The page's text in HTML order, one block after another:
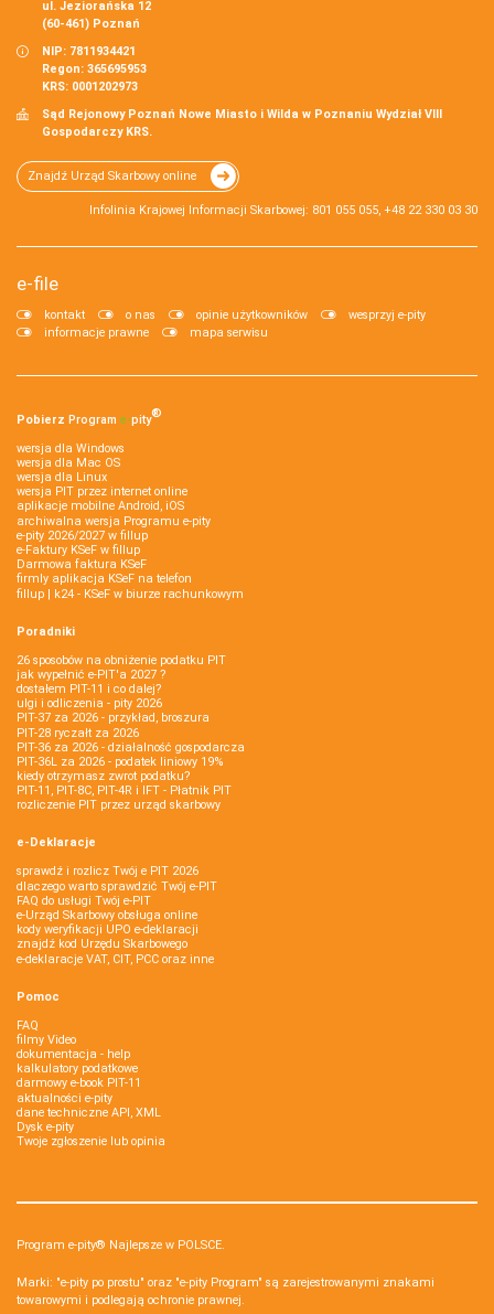
ul. Jeziorańska 12
(60-461) Poznań
NIP: 7811934421
Regon: 365695953
KRS: 0001202973
Sąd Rejonowy Poznań Nowe Miasto i Wilda w Poznaniu Wydział VIII
Gospodarczy KRS.
Znajdź Urząd Skarbowy online
Infolinia Krajowej Informacji Skarbowej: 801 055 055, +48 22 330 03 30
e-file
kontakt o nas opinie użytkowników
wesprzyj e-pity
informacje prawne
mapa serwisu
Pobierz Program e‑pity®
wersja dla Windows
wersja dla Mac OS
wersja dla Linux
wersja PIT przez internet online
aplikacje mobilne Android, iOS
archiwalna wersja Programu e-pity
e-pity 2026/2027 w fillup
e‑Faktury KSeF w fillup
Darmowa faktura KSeF
firmly aplikacja KSeF na telefon
fillup | k24 - KSeF w biurze rachunkowym
Poradniki
26 sposobów na obniżenie podatku PIT
jak wypełnić e-PIT'a 2027 ?
dostałem PIT-11 i co dalej?
ulgi i odliczenia - pity 2026
PIT-37 za 2026 - przykład, broszura
PIT-28 ryczałt za 2026
PIT-36 za 2026 - działalność gospodarcza
PIT-36L za 2026 - podatek liniowy 19%
kiedy otrzymasz zwrot podatku?
PIT-11, PIT-8C, PIT-4R i IFT - Płatnik PIT
rozliczenie PIT przez urząd skarbowy
e-Deklaracje
sprawdź i rozlicz Twój e PIT 2026
dlaczego warto sprawdzić Twój e-PIT
FAQ do usługi Twój e-PIT
e-Urząd Skarbowy obsługa online
kody weryfikacji UPO e-deklaracji
znajdź kod Urzędu Skarbowego
e-deklaracje VAT, CIT, PCC oraz inne
Pomoc
FAQ
filmy Video
dokumentacja - help
kalkulatory podatkowe
darmowy e-book PIT-11
aktualności e-pity
dane techniczne API, XML
Dysk e-pity
Twoje zgłoszenie lub opinia
Program e-pity® Najlepsze w POLSCE.
Marki: "e-pity po prostu" oraz "e-pity Program" są zarejestrowanymi znakami
towarowymi i podlegają ochronie prawnej.